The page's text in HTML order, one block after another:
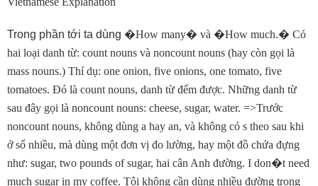
Trong phần tới ta dùng �How many� và �How much.� Có
hai loại danh từ: count nouns và noncount nouns (hay còn gọi là
mass nouns.) Thí dụ: one onion, five onions, one tomato, five
tomatoes. Ðó là count nouns, danh từ đếm được. Những danh từ
sau đây gọi là noncount nouns: cheese, sugar, water. =>Trước
noncount nouns, không dùng a hay an, và không có s theo sau khi
ở số nhiều, mà dùng một đơn vị đo lường, hay một đồ chứa đựng
như: sugar, two pounds of sugar, hai cân Anh đường. I don�t need
much sugar in my coffee. Tôi không cần dùng nhiều đường trong